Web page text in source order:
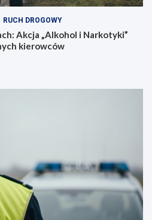
RUCH DROGOWY
Akcja „Alkohol i Narkotyki”
kierowców